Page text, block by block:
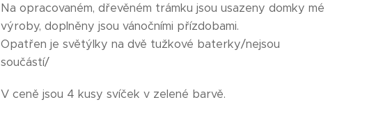
Na opracovaném, dřevěném trámku jsou usazeny domky mé
výroby, doplněny jsou vánočními přízdobami.
Opatřen je světýlky na dvě tužkové baterky/nejsou
součástí/
V ceně jsou 4 kusy svíček v zelené barvě.